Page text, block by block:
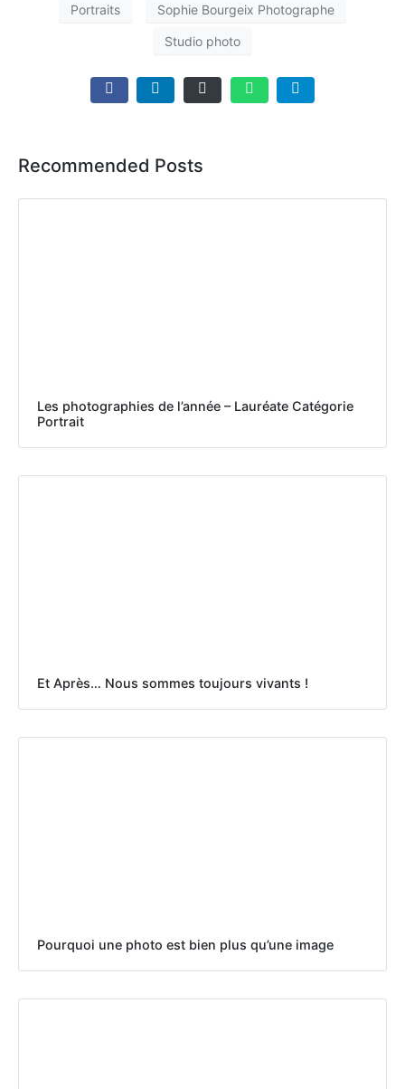
Portraits Sophie Bourgeix Photographe
Studio photo
Recommended Posts
Les photographies de l’année – Lauréate Catégorie
Portrait
Et Après… Nous sommes toujours vivants !
Pourquoi une photo est bien plus qu’une image